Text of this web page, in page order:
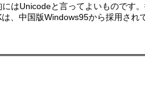
はUnicodeと言ってよいものです
、中国版Windows95から採用さ